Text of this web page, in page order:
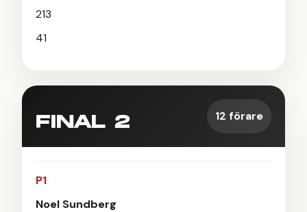
213
41
FINAL 2 12 förare
P1
Noel Sundberg